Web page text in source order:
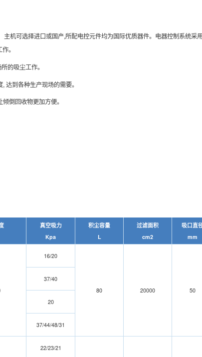
机可选择进口或国产,所配电控元件均为国际优质器件。电器控制系统采
。
的吸尘工作。
达到各种生产现场的需要。
倒回收物更加方便。
真空吸力 积尘容量 过滤面积
吸口直
Kpa L cm2 mm
16/20
80 20000 50
37/40
20
37/44/48/31
22/23/21